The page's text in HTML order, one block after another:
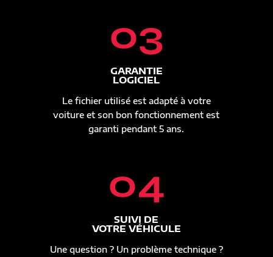
03
GARANTIE
LOGICIEL
Le fichier utilisé est adapté à votre
voiture et son bon fonctionnement est
garanti pendant 5 ans.
04
SUIVI DE
VOTRE VÉHICULE
Une question ? Un problème technique ?